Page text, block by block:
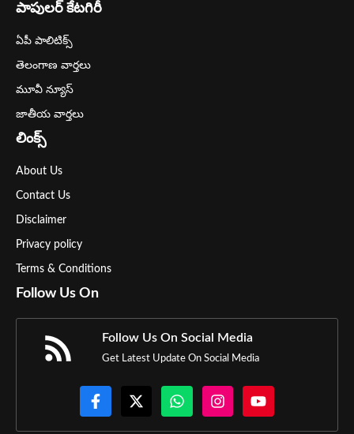
పాపులర్ కేటగిరీ
ఏపీ పాలిటిక్స్
తెలంగాణ వార్తలు
మూవీ న్యూస్
జాతీయ వార్తలు
లింక్స్
About Us
Contact Us
Disclaimer
Privacy policy
Terms & Conditions
Follow Us On
Follow Us On Social Media
Get Latest Update On Social Media